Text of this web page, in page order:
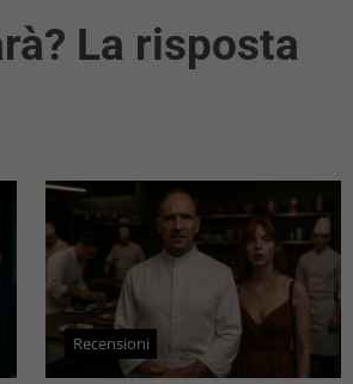
La risposta
Recensioni